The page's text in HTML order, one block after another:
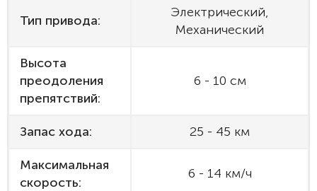
Тип привода:
Электрический,
Механический
Высота
преодоления
препятствий:
6 - 10 см
Запас хода: 25 - 45 км
Максимальная
скорость:
6 - 14 км/ч